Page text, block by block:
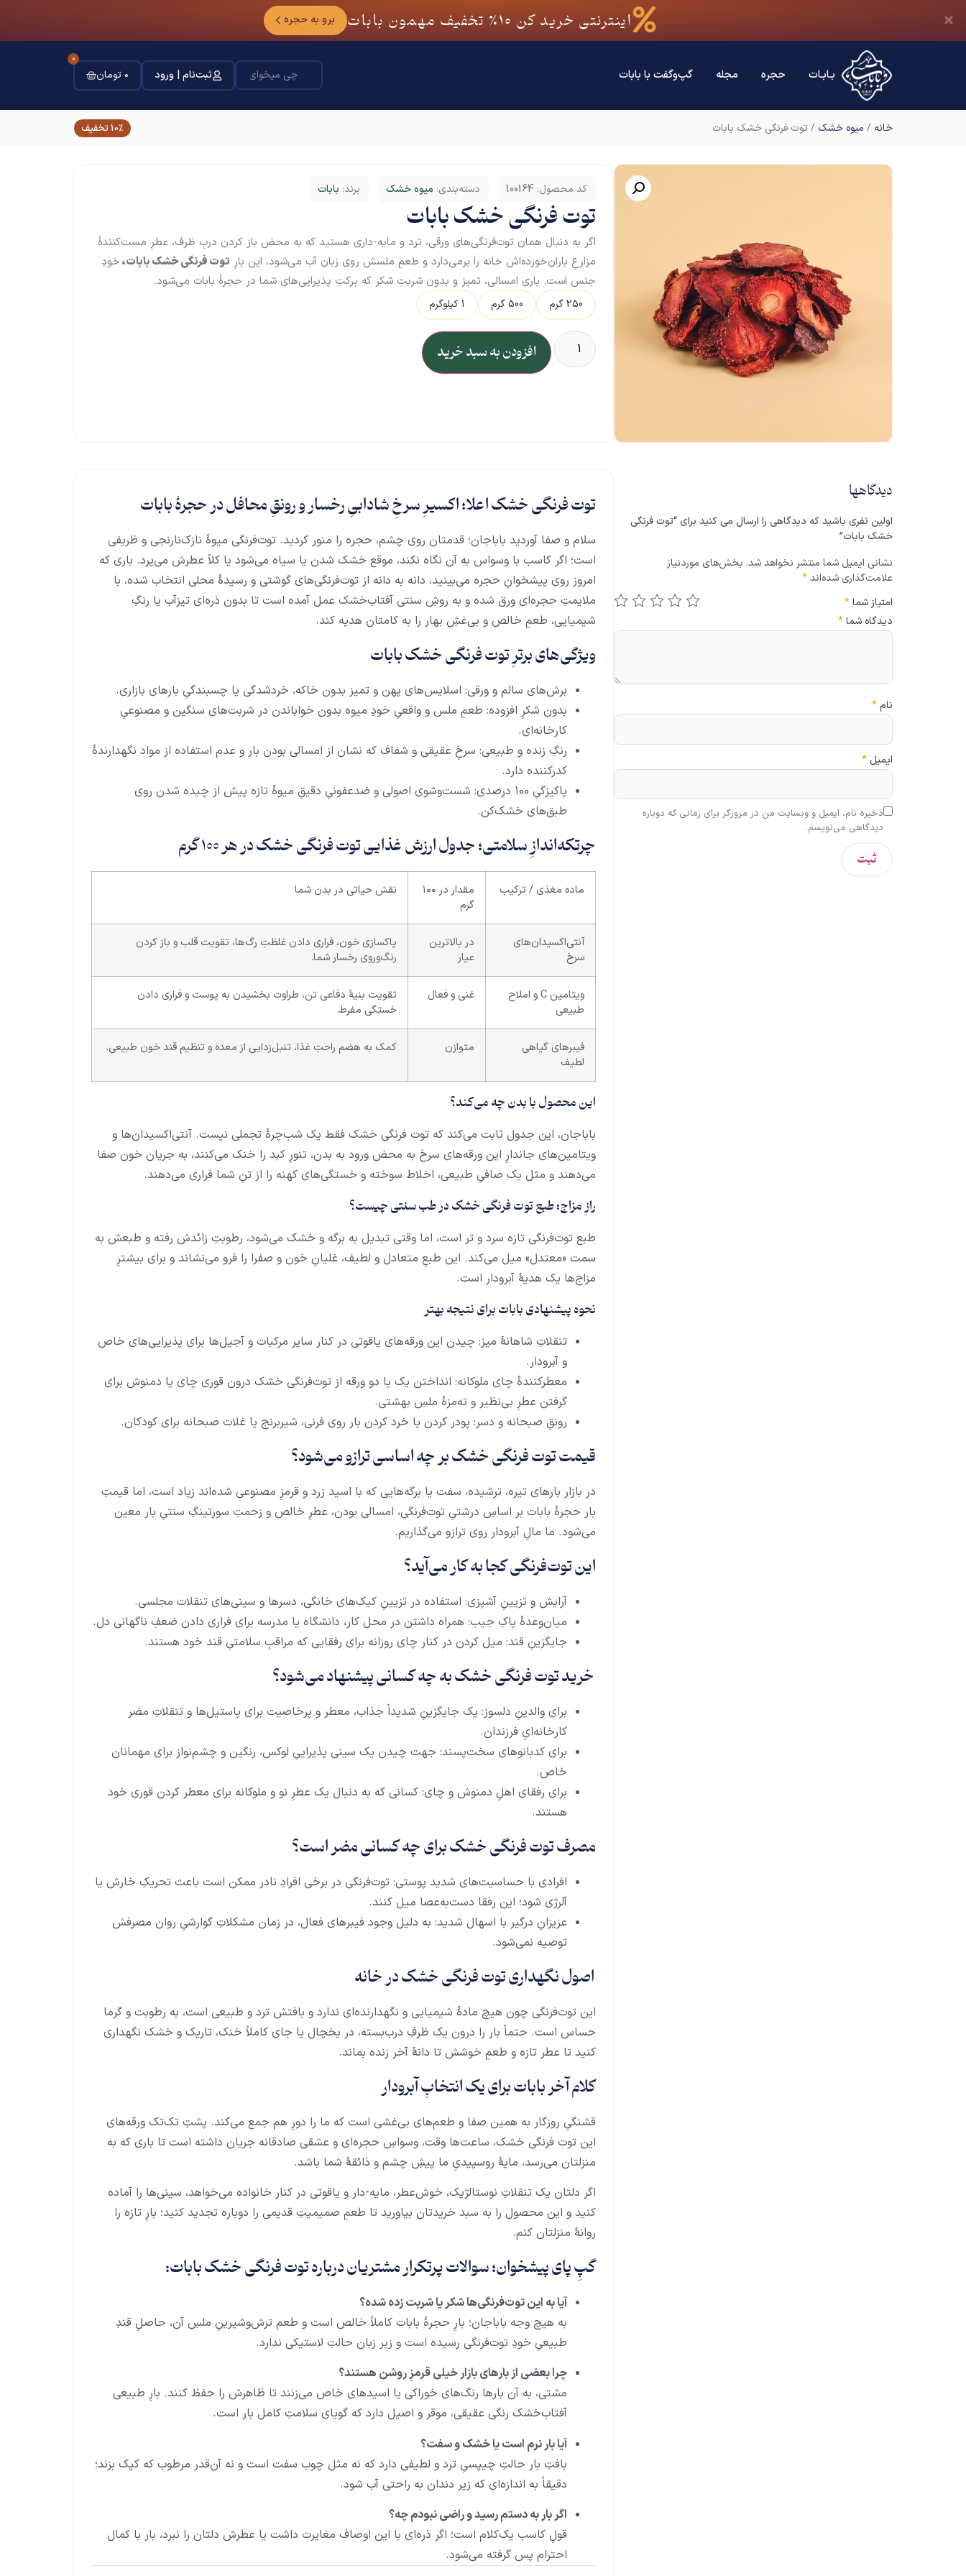
اینترنتی خرید کن 10٪ تخفیف مهمون بابات برو به حجره
بـابـات حجره مجله گپ‌وگفت با بابات ثبت‌نام | ورود ۰ تومان
0
خانه / میوه خشک / توت فرنگی خشک بابات 10% تخفیف
کد محصول: 100164 دسته‌بندی: میوه خشک برند: بابات
توت فرنگی خشک بابات
اگر به دنبال همان توت‌فرنگی‌های ورقی، ترد و مایه-داری هستید که به محض باز کردن دربِ ظرف، عطرِ مست‌کنندهٔ
مزارعِ باران‌خورده‌اش خانه را برمی‌دارد و طعمِ ملسش روی زبان آب می‌شود، این بارِ توت فرنگی خشک بابات،خودِ
جنس است. باری امسالی، تمیز و بدون شربتِ شکر که برکتِ پذیرایی‌های شما در حجرهٔ بابات می‌شود.
250 گرم 500 گرم 1 کیلوگرم
افزودن به سبد خرید
دیدگاهها
اولین نفری باشید که دیدگاهی را ارسال می کنید برای “توت فرنگی
خشک بابات”
نشانی ایمیل شما منتشر نخواهد شد. بخش‌های موردنیاز
علامت‌گذاری شده‌اند*
امتیاز شما*
دیدگاه شما*
نام*
ایمیل *
ذخیره نام، ایمیل و وبسایت من در مرورگر برای زمانی که دوباره
دیدگاهی می‌نویسم.
توت فرنگی خشک اعلا؛ اکسیرِ سرخِ شادابیِ رخسار و رونقِ محافل در حجرهٔ بابات
سلام و صفا آوردید باباجان؛ قدمتان روی چشم، حجره را منور کردید. توت‌فرنگی میوهٔ نازک‌نارنجی و ظریفی
است؛ اگر کاسب با وسواس به آن نگاه نکند، موقع خشک شدن یا سیاه می‌شود یا کلاً عطرش می‌پرد. باری که
امروز روی پیشخوانِ حجره می‌بینید، دانه به دانه از توت‌فرنگی‌های گوشتی و رسیدهٔ محلی انتخاب شده، با
ملایمتِ حجره‌ای ورق شده و به روشِ سنتی آفتاب‌خشک عمل آمده است تا بدون ذره‌ای تیزآب یا رنگِ
شیمیایی، طعمِ خالص و بی‌غشِ بهار را به کامتان هدیه کند.
ویژگی‌های برترِ توت فرنگی خشک بابات
برش‌های سالم و ورقی: اسلایس‌های پهن و تمیز بدون خاکه، خردشدگی یا چسبندگیِ بارهای بازاری.
بدون شکرِ افزوده: طعمِ ملس و واقعیِ خودِ میوه بدون خواباندن در شربت‌های سنگین و مصنوعیِ
کارخانه‌ای.
رنگِ زنده و طبیعی: سرخِ عقیقی و شفاف که نشان از امسالی بودن بار و عدم استفاده از مواد نگهدارندهٔ
کدرکننده دارد.
پاکیزگیِ ۱۰۰ درصدی: شست‌وشوی اصولی و ضدعفونیِ دقیقِ میوهٔ تازه پیش از چیده شدن روی
طبق‌های خشک‌کن.
چرتکه‌اندازِ سلامتی؛ جدول ارزش غذایی توت فرنگی خشک در هر ۱۰۰ گرم
ماده مغذی / ترکیب
مقدار در ۱۰۰
گرم
نقش حیاتی در بدن شما
آنتی‌اکسیدان‌های
سرخ
در بالاترین
عیار
پاکسازی خون، فراری دادن غلظتِ رگ‌ها، تقویت قلب و باز کردن
رنگ‌وروی رخسار شما.
ویتامین C و املاح
طبیعی
غنی و فعال
تقویت بنیهٔ دفاعی تن، طراوت بخشیدن به پوست و فراری دادن
خستگی مفرط.
فیبرهای گیاهی
لطیف
متوازن کمک به هضم راحتِ غذا، تنبل‌زدایی از معده و تنظیم قند خون طبیعی.
این محصول با بدن چه می‌کند؟
باباجان، این جدول ثابت می‌کند که توت فرنگی خشک فقط یک شب‌چرهٔ تجملی نیست. آنتی‌اکسیدان‌ها و
ویتامین‌های جاندارِ این ورقه‌های سرخ به محض ورود به بدن، تنورِ کبد را خنک می‌کنند، به جریان خون صفا
می‌دهند و مثل یک صافیِ طبیعی، اخلاط سوخته و خستگی‌های کهنه را از تنِ شما فراری می‌دهند.
رازِ مزاج؛ طبع توت فرنگی خشک در طب سنتی چیست؟
طبع توت‌فرنگی تازه سرد و تر است، اما وقتی تبدیل به برگه و خشک می‌شود، رطوبتِ زائدش رفته و طبعش به
سمت «معتدل» میل می‌کند. این طبعِ متعادل و لطیف، غلیانِ خون و صفرا را فرو می‌نشاند و برای بیشترِ
مزاج‌ها یک هدیهٔ آبرودار است.
نحوه پیشنهادی بابات برای نتیجه بهتر
تنقلاتِ شاهانهٔ میز: چیدن این ورقه‌های یاقوتی در کنار سایر مرکبات و آجیل‌ها برای پذیرایی‌های خاص
و آبرودار.
معطرکنندهٔ چای ملوکانه: انداختن یک یا دو ورقه از توت‌فرنگی خشک درون قوری چای یا دمنوش برای
گرفتن عطرِ بی‌نظیر و ته‌مزهٔ ملسِ بهشتی.
رونقِ صبحانه و دسر: پودر کردن یا خرد کردن بار روی فرنی، شیربرنج یا غلات صبحانه برای کودکان.
قیمت توت فرنگی خشک بر چه اساسی ترازو می‌شود؟
در بازار بارهای تیره، ترشیده، سفت یا برگه‌هایی که با اسید زرد و قرمزِ مصنوعی شده‌اند زیاد است، اما قیمتِ
بار حجرهٔ بابات بر اساسِ درشتیِ توت‌فرنگی، امسالی بودن، عطرِ خالص و زحمتِ سورتینگِ سنتیِ بار معین
می‌شود. ما مالِ آبرودار روی ترازو می‌گذاریم.
این توت‌فرنگی کجا به کار می‌آید؟
آرایش و تزیینِ آشپزی: استفاده در تزیینِ کیک‌های خانگی، دسرها و سینی‌های تنقلات مجلسی.
میان‌وعدهٔ پاکِ جیب: همراه داشتن در محل کار، دانشگاه یا مدرسه برای فراری دادن ضعفِ ناگهانی دل.
جایگزینِ قند: میل کردن در کنار چای روزانه برای رفقایی که مراقبِ سلامتیِ قند خود هستند.
خرید توت فرنگی خشک به چه کسانی پیشنهاد می‌شود؟
برای والدینِ دلسوز: یک جایگزینِ شدیداً جذاب، معطر و پرخاصیت برای پاستیل‌ها و تنقلاتِ مضر
کارخانه‌ایِ فرزندان.
برای کدبانوهای سخت‌پسند: جهت چیدن یک سینی پذیراییِ لوکس، رنگین و چشم‌نواز برای مهمانان
خاص.
برای رفقای اهلِ دمنوش و چای: کسانی که به دنبال یک عطرِ نو و ملوکانه برای معطر کردن قوری خود
هستند.
مصرف توت فرنگی خشک برای چه کسانی مضر است؟
افرادی با حساسیت‌های شدید پوستی: توت‌فرنگی در برخی افرادِ نادر ممکن است باعث تحریکِ خارش یا
آلرژی شود؛ این رفقا دست‌به‌عصا میل کنند.
عزیزانِ درگیر با اسهال شدید: به دلیل وجود فیبرهای فعال، در زمان مشکلاتِ گوارشیِ روان مصرفش
توصیه نمی‌شود.
اصول نگهداری توت فرنگی خشک در خانه
این توت‌فرنگی چون هیچ مادهٔ شیمیایی و نگهدارنده‌ای ندارد و بافتش ترد و طبیعی است، به رطوبت و گرما
حساس است. حتماً بار را درون یک ظرفِ درب‌بسته، در یخچال یا جای کاملاً خنک، تاریک و خشک نگهداری
کنید تا عطر تازه و طعمِ خوشش تا دانهٔ آخر زنده بماند.
کلام آخر بابات برای یک انتخابِ آبرودار
قشنگیِ روزگار به همین صفا و طعم‌های بی‌غشی است که ما را دورِ هم جمع می‌کند. پشتِ تک‌تک ورقه‌های
این توت فرنگی خشک، ساعت‌ها وقت، وسواسِ حجره‌ای و عشقی صادقانه جریان داشته است تا باری که به
منزلتان می‌رسد، مایهٔ روسپیدیِ ما پیشِ چشم و ذائقهٔ شما باشد.
اگر دلتان یک تنقلاتِ نوستالژیک، خوش‌عطر، مایه-دار و یاقوتی در کنار خانواده می‌خواهد، سینی‌ها را آماده
کنید و این محصول را به سبد خریدتان بیاورید تا طعمِ صمیمیتِ قدیمی را دوباره تجدید کنید؛ بارِ تازه را
روانهٔ منزلتان کنم.
گپِ پای پیشخوان؛ سوالات پرتکرار مشتریان درباره توت فرنگی خشک بابات:
آیا به این توت‌فرنگی‌ها شکر یا شربت زده شده؟
به هیچ وجه باباجان؛ بارِ حجرهٔ بابات کاملاً خالص است و طعم ترش‌وشیرینِ ملسِ آن، حاصلِ قندِ
طبیعیِ خودِ توت‌فرنگی رسیده است و زیر زبان حالتِ لاستیکی ندارد.
چرا بعضی از بارهای بازار خیلی قرمزِ روشن هستند؟
مشتی، به آن بارها رنگ‌های خوراکی یا اسیدهای خاص می‌زنند تا ظاهرش را حفظ کنند. بارِ طبیعی
آفتاب‌خشک رنگی عقیقی، موقر و اصیل دارد که گویای سلامتِ کامل بار است.
آیا بار نرم است یا خشک و سفت؟
بافتِ بار حالتِ چیپسیِ ترد و لطیفی دارد که نه مثل چوب سفت است و نه آن‌قدر مرطوب که کپک بزند؛
دقیقاً به اندازه‌ای که زیر دندان به راحتی آب شود.
اگر بار به دستم رسید و راضی نبودم چه؟
قولِ کاسب یک‌کلام است؛ اگر ذره‌ای با این اوصاف مغایرت داشت یا عطرش دلتان را نبرد، بار با کمال
احترام پس گرفته می‌شود.